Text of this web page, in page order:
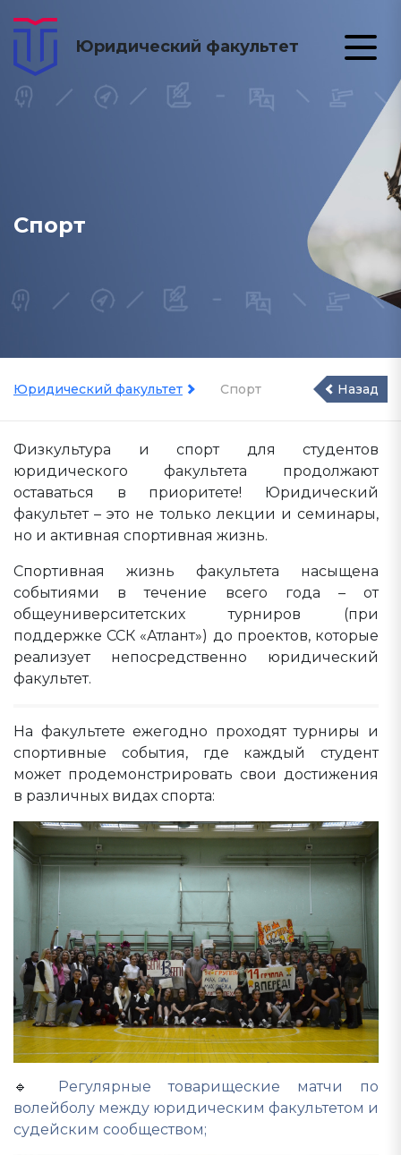
Юридический факультет
Спорт
Юридический факультет Спорт Назад
Физкультура и спорт для студентов
юридического факультета продолжают
оставаться в приоритете! Юридический
факультет – это не только лекции и семинары,
но и активная спортивная жизнь.
Спортивная жизнь факультета насыщена
событиями в течение всего года – от
общеуниверситетских турниров (при
поддержке ССК «Атлант») до проектов, которые
реализует непосредственно юридический
факультет.
На факультете ежегодно проходят турниры и
спортивные события, где каждый студент
может продемонстрировать свои достижения
в различных видах спорта:
🔹 Регулярные товарищеские матчи по
волейболу между юридическим факультетом и
судейским сообществом;